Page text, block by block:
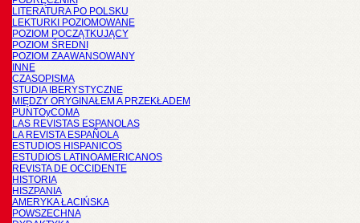
LITERATURA PO POLSKU
LEKTURKI POZIOMOWANE
POZIOM POCZĄTKUJĄCY
POZIOM ŚREDNI
POZIOM ZAAWANSOWANY
INNE
CZASOPISMA
STUDIA IBERYSTYCZNE
MIĘDZY ORYGINAŁEM A PRZEKŁADEM
PUNTOyCOMA
LAS REVISTAS ESPANOLAS
LA REVISTA ESPAÑOLA
ESTUDIOS HISPANICOS
ESTUDIOS LATINOAMERICANOS
REVISTA DE OCCIDENTE
HISTORIA
HISZPANIA
AMERYKA ŁACIŃSKA
POWSZECHNA